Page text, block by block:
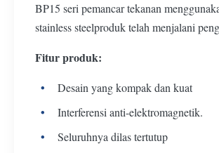
BP15 seri pemancar tekanan
stainless steelproduk telah menjalani
Fitur produk:
Desain yang kompak dan kuat
Interferensi anti-elektromagnetik.
Seluruhnya dilas tertutup